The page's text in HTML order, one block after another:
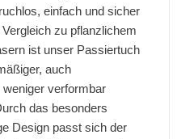
einfach und sicher
zu pflanzlichem
ist unser Passiertuch
auch
verformbar
das besonders
Design passt sich der